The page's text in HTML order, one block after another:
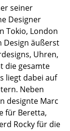
seiner
Designer
Tokio, London
Design äußerst
Uhren,
die gesamte
liegt dabei auf
Neben
designte Marc
für Beretta,
Rocky für die